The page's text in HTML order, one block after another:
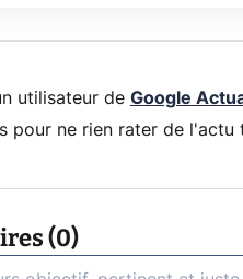
utilisateur de Google
pour ne rien rater de l'actu
(0)